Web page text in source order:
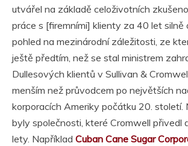
utvářel na základě celoživotních
práce s [firemními] klienty za 40 let silně
pohled na mezinárodní záležitosti, ze
ještě předtím, než se stal ministrem
Dullesových klientů v Sullivan &
menším než průvodcem po největších
korporacích Ameriky počátku 20. století.
byly společnosti, které Cromwell přivedl
lety. Například Cuban Cane Sugar